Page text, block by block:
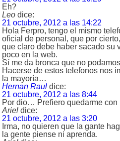
Eh?
Leo dice:
21 octubre, 2012 a las 14:22
Hola Ferpro, tengo el mismo
oficial de personal, que por
que claro debe haber sacado su
poco en la web.
Sí me da bronca que no
Hacerse de estos telefonos nos
la mayoría…
Hernan Raul dice:
21 octubre, 2012 a las 8:44
Por dio… Prefiero quedarme con
Ariel dice:
21 octubre, 2012 a las 3:20
Irma, no quieren que la gante
la gente piense ni aprenda.